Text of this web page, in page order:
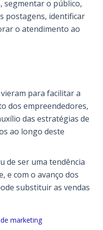
segmentar o público,
postagens, identificar
o atendimento ao
para facilitar a
dos empreendedores,
das estratégias de
ao longo deste
de ser uma tendência
e com o avanço dos
substituir as vendas